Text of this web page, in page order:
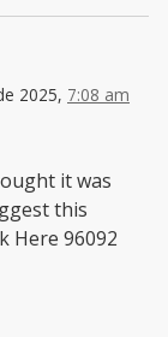
2025, 7:08 am
it was
this
Here 96092